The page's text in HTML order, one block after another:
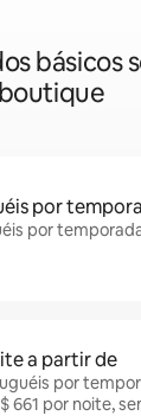
básicos
boutique
por
por
a partir de
por
661 por noite,